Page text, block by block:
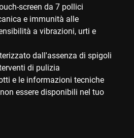
screen da 7 pollici
e immunità alle
a vibrazioni, urti e
dall'assenza di spigoli
di pulizia
e le informazioni tecniche
essere disponibili nel tuo